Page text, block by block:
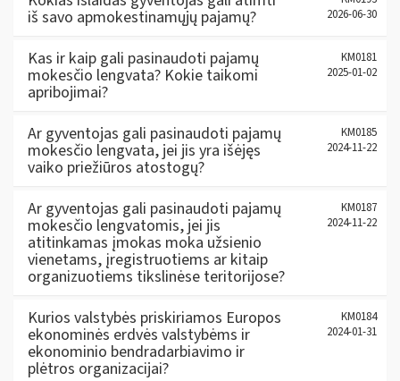
iš savo apmokestinamųjų pajamų?
2026-06-30
Kas ir kaip gali pasinaudoti pajamų
mokesčio lengvata? Kokie taikomi
apribojimai?
KM0181
2025-01-02
Ar gyventojas gali pasinaudoti pajamų
mokesčio lengvata, jei jis yra išėjęs
vaiko priežiūros atostogų?
KM0185
2024-11-22
Ar gyventojas gali pasinaudoti pajamų
mokesčio lengvatomis, jei jis
atitinkamas įmokas moka užsienio
vienetams, įregistruotiems ar kitaip
organizuotiems tikslinėse teritorijose?
KM0187
2024-11-22
Kurios valstybės priskiriamos Europos
ekonominės erdvės valstybėms ir
ekonominio bendradarbiavimo ir
plėtros organizacijai?
KM0184
2024-01-31